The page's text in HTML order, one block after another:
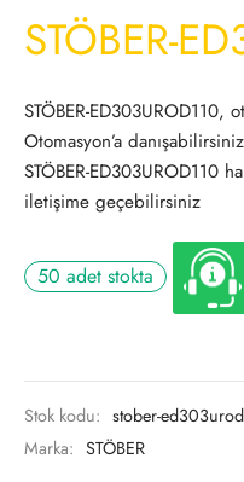
STÖBER-
STÖBER-ED303UROD110,
Otomasyon’a
STÖBER-ED303UROD110
iletişime geçebilirsiniz
50 adet stokta
Stok kodu: stober-
Marka: STÖBER